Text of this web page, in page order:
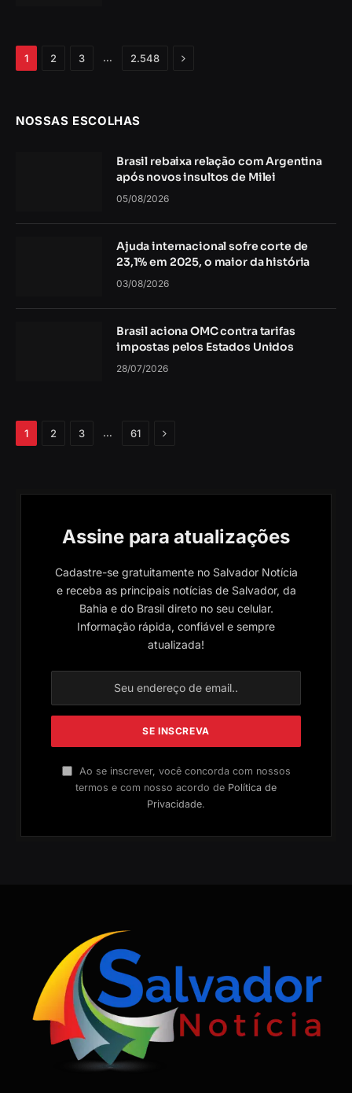
1 2 3 … 2.548 Próximo
NOSSAS ESCOLHAS
Brasil rebaixa relação com Argentina
após novos insultos de Milei
05/08/2026
Ajuda internacional sofre corte de
23,1% em 2025, o maior da história
03/08/2026
Brasil aciona OMC contra tarifas
impostas pelos Estados Unidos
28/07/2026
1 2 3 … 61 Próximo
Assine para atualizações
Cadastre-se gratuitamente no Salvador Notícia
e receba as principais notícias de Salvador, da
Bahia e do Brasil direto no seu celular.
Informação rápida, confiável e sempre
atualizada!
Ao se inscrever, você concorda com nossos
termos e com nosso acordo de Política de
Privacidade.